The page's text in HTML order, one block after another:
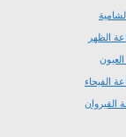
الظهر
الفيحاء
القيروان